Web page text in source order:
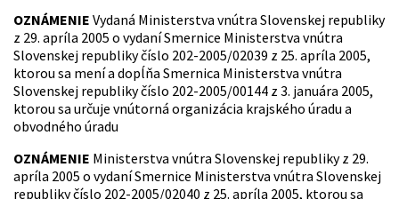
OZNÁMENIE Vydaná Ministerstva vnútra Slovenskej republiky
z 29. apríla 2005 o vydaní Smernice Ministerstva vnútra
Slovenskej republiky číslo 202-2005/02039 z 25. apríla 2005,
ktorou sa mení a dopĺňa Smernica Ministerstva vnútra
Slovenskej republiky číslo 202-2005/00144 z 3. januára 2005,
ktorou sa určuje vnútorná organizácia krajského úradu a
obvodného úradu
OZNÁMENIE Ministerstva vnútra Slovenskej republiky z 29.
apríla 2005 o vydaní Smernice Ministerstva vnútra Slovenskej
republiky číslo 202-2005/02040 z 25. apríla 2005, ktorou sa